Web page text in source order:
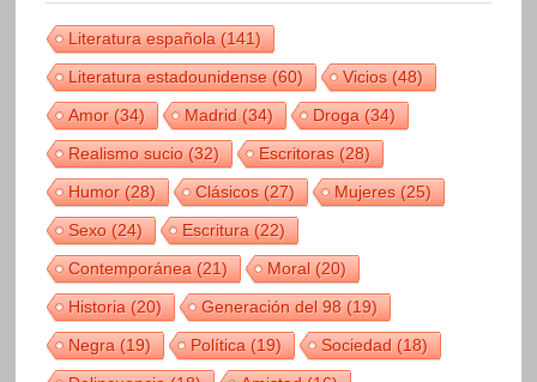
Literatura española(141)
Literatura estadounidense(60) Vicios(48)
Amor(34) Madrid(34) Droga(34)
Realismo sucio(32) Escritoras(28)
Humor(28) Clásicos(27) Mujeres(25)
Sexo(24) Escritura(22)
Contemporánea(21) Moral(20)
Historia(20) Generación del 98(19)
Negra(19) Política(19) Sociedad(18)